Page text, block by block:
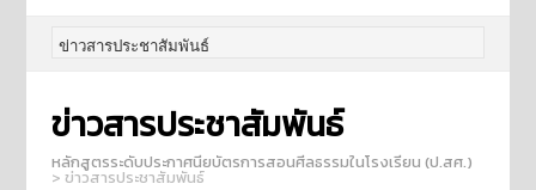
ข่าวสารประชาสัมพันธ์
หลักสูตรระดับประกาศนียบัตรการสอนศีลธรรมในโรงเรียน (ป.สศ.)
> ข่าวสารประชาสัมพันธ์